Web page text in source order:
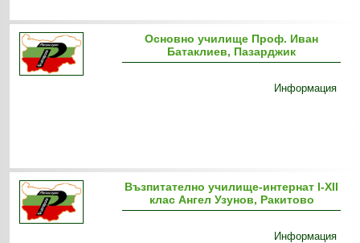
Oсновно училище Проф. Иван
Батаклиев, Пазарджик
Информация
Възпитателно училище-интернат I-XII
клас Ангел Узунов, Ракитово
Информация